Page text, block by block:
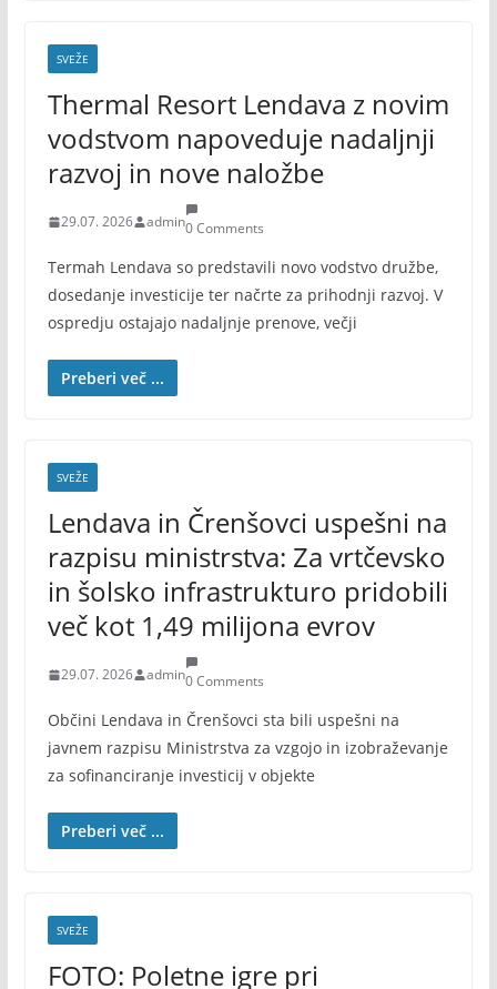
SVEŽE
Thermal Resort Lendava z novim
vodstvom napoveduje nadaljnji
razvoj in nove naložbe
29.07. 2026 admin0 Comments
Termah Lendava so predstavili novo vodstvo družbe,
dosedanje investicije ter načrte za prihodnji razvoj. V
ospredju ostajajo nadaljnje prenove, večji
Preberi več ...
SVEŽE
Lendava in Črenšovci uspešni na
razpisu ministrstva: Za vrtčevsko
in šolsko infrastrukturo pridobili
več kot 1,49 milijona evrov
29.07. 2026 admin0 Comments
Občini Lendava in Črenšovci sta bili uspešni na
javnem razpisu Ministrstva za vzgojo in izobraževanje
za sofinanciranje investicij v objekte
Preberi več ...
SVEŽE
FOTO: Poletne igre pri